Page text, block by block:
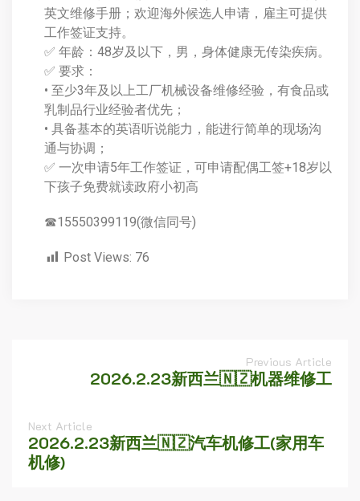
英文维修手册；欢迎海外候选人申请，雇主可提供
工作签证支持。
✅ 年龄：48岁及以下，男，身体健康无传染疾病。
✅ 要求：
• 至少3年及以上工厂机械设备维修经验，有食品或
乳制品行业经验者优先；
• 具备基本的英语听说能力，能进行简单的现场沟
通与协调；
✅ 一次申请5年工作签证，可申请配偶工签+18岁以
下孩子免费就读政府小初高
☎15550399119(微信同号)
Post Views: 76
Previous Article
2026.2.23新西兰🇳🇿机器维修工
Next Article
2026.2.23新西兰🇳🇿汽车机修工(家用车
机修)